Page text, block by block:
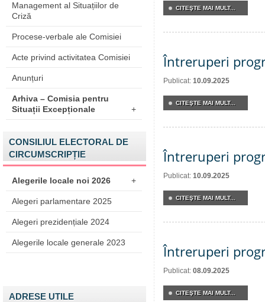
Management al Situațiilor de
Criză
Procese-verbale ale Comisiei
Acte privind activitatea Comisiei
Anunțuri
Arhiva – Comisia pentru
Situații Excepționale
+
CONSILIUL ELECTORAL DE
CIRCUMSCRIPȚIE
Alegerile locale noi 2026 +
Alegeri parlamentare 2025
Alegeri prezidențiale 2024
Alegerile locale generale 2023
ADRESE UTILE
CITEŞTE MAI MULT...
Întreruperi
Publicat: 10.09.2025
CITEŞTE MAI MULT...
Întreruperi
Publicat: 10.09.2025
CITEŞTE MAI MULT...
Întreruperi
Publicat: 08.09.2025
CITEŞTE MAI MULT...